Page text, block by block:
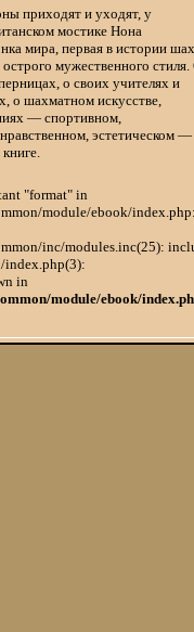
приходят и уходят, у
мостике Нона
мира, первая в истории
мужественного
о своих учителях и
о шахматном искусстве,
— спортивном,
эстетическом
"format" in
module/ebook/
inc/modules.inc(25):
index.php(3):
in
module/ebook/